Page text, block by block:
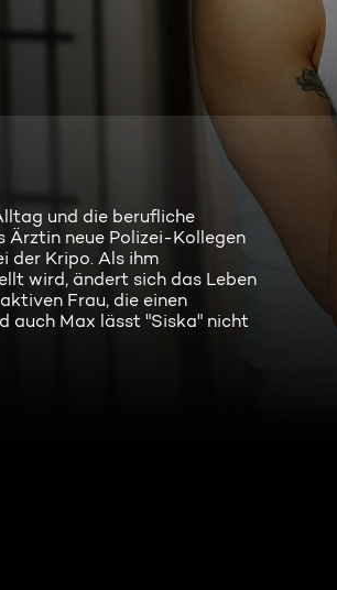
und die berufliche
Ärztin neue Polizei-Kollegen
der Kripo. Als ihm
wird, ändert sich das Leben
Frau, die einen
auch Max lässt "Siska" nicht